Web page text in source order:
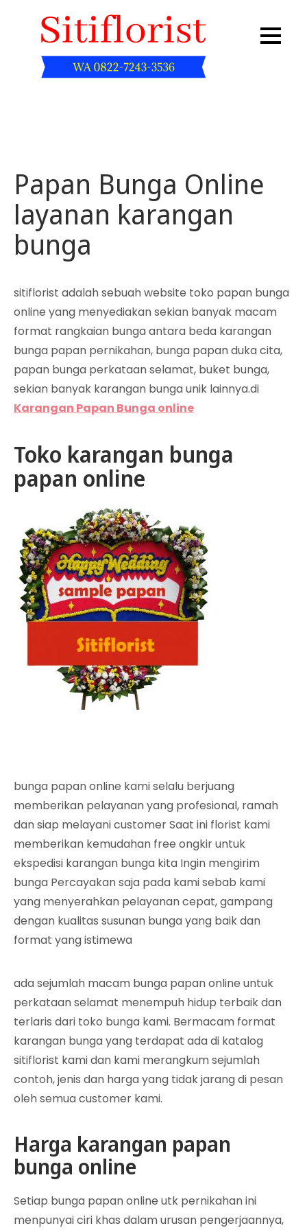
content
Papan Bunga Online
layanan karangan
bunga
sitiflorist adalah sebuah website toko papan bunga
online yang menyediakan sekian banyak macam
format rangkaian bunga antara beda karangan
bunga papan pernikahan, bunga papan duka cita,
papan bunga perkataan selamat, buket bunga,
sekian banyak karangan bunga unik lainnya.di
Karangan Papan Bunga online
Toko karangan bunga
papan online
bunga papan online kami selalu berjuang
memberikan pelayanan yang profesional, ramah
dan siap melayani customer Saat ini florist kami
memberikan kemudahan free ongkir untuk
ekspedisi karangan bunga kita Ingin mengirim
bunga Percayakan saja pada kami sebab kami
yang menyerahkan pelayanan cepat, gampang
dengan kualitas susunan bunga yang baik dan
format yang istimewa
ada sejumlah macam bunga papan online untuk
perkataan selamat menempuh hidup terbaik dan
terlaris dari toko bunga kami. Bermacam format
karangan bunga yang terdapat ada di katalog
sitiflorist kami dan kami merangkum sejumlah
contoh, jenis dan harga yang tidak jarang di pesan
oleh semua customer kami.
Harga karangan papan
bunga online
Setiap bunga papan online utk pernikahan ini
menpunyai ciri khas dalam urusan pengerjaannya,